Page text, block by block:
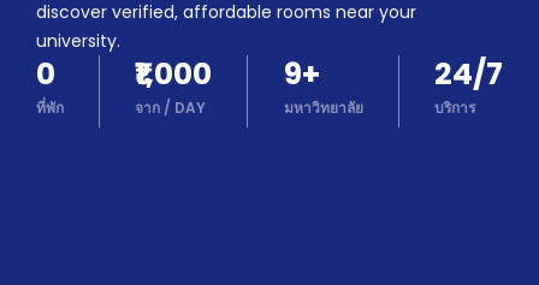
Blog
Refer
And
Earn
Become
discover verified, affordable rooms near your
university.
0
ที่พัก
₹1,000
จาก / DAY
9+
มหาวิทยาลัย
24/7
บริการ